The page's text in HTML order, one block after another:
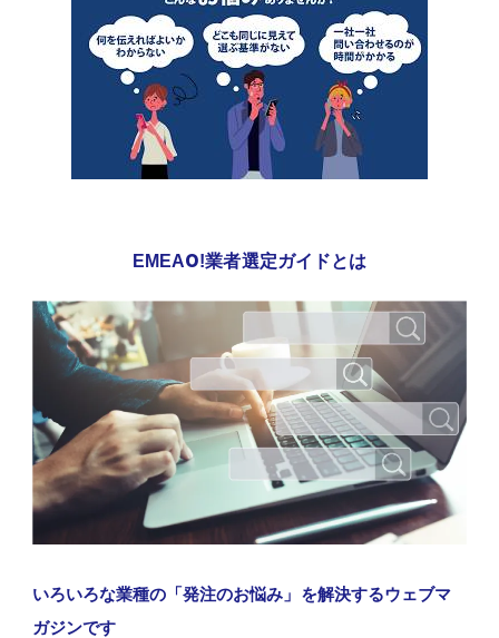
EMEAO!業者選定ガイドとは
いろいろな業種の「発注のお悩み」を解決するウェブマ
ガジンです